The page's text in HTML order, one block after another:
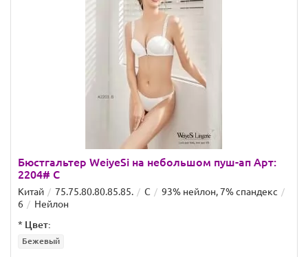
Бюстгальтер WeiyeSi на небольшом пуш-ап Арт:
2204# C
Китай 75.75.80.80.85.85. C
93% нейлон, 7% спандекс
6
Нейлон
* Цвет:
Бежевый